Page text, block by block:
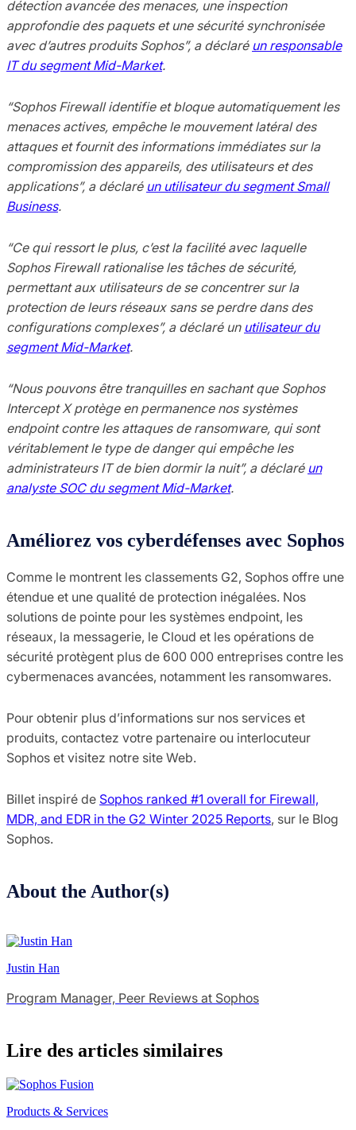
détection avancée des menaces, une inspection
approfondie des paquets et une sécurité synchronisée
avec d’autres produits Sophos”, a déclaré un responsable
IT du segment Mid-Market.
“Sophos Firewall identifie et bloque automatiquement les
menaces actives, empêche le mouvement latéral des
attaques et fournit des informations immédiates sur la
compromission des appareils, des utilisateurs et des
applications”, a déclaré un utilisateur du segment Small
Business.
“Ce qui ressort le plus, c’est la facilité avec laquelle
Sophos Firewall rationalise les tâches de sécurité,
permettant aux utilisateurs de se concentrer sur la
protection de leurs réseaux sans se perdre dans des
configurations complexes”, a déclaré un utilisateur du
segment Mid-Market.
“Nous pouvons être tranquilles en sachant que Sophos
Intercept X protège en permanence nos systèmes
endpoint contre les attaques de ransomware, qui sont
véritablement le type de danger qui empêche les
administrateurs IT de bien dormir la nuit”, a déclaré un
analyste SOC du segment Mid-Market.
Améliorez vos cyberdéfenses avec Sophos
Comme le montrent les classements G2, Sophos offre une
étendue et une qualité de protection inégalées. Nos
solutions de pointe pour les systèmes endpoint, les
réseaux, la messagerie, le Cloud et les opérations de
sécurité protègent plus de 600 000 entreprises contre les
cybermenaces avancées, notamment les ransomwares.
Pour obtenir plus d’informations sur nos services et
produits, contactez votre partenaire ou interlocuteur
Sophos et visitez notre site Web.
Billet inspiré de Sophos ranked #1 overall for Firewall,
MDR, and EDR in the G2 Winter 2025 Reports, sur le Blog
Sophos.
About the Author(s)
Justin Han
Program Manager, Peer Reviews at Sophos
Lire des articles similaires
Products & Services